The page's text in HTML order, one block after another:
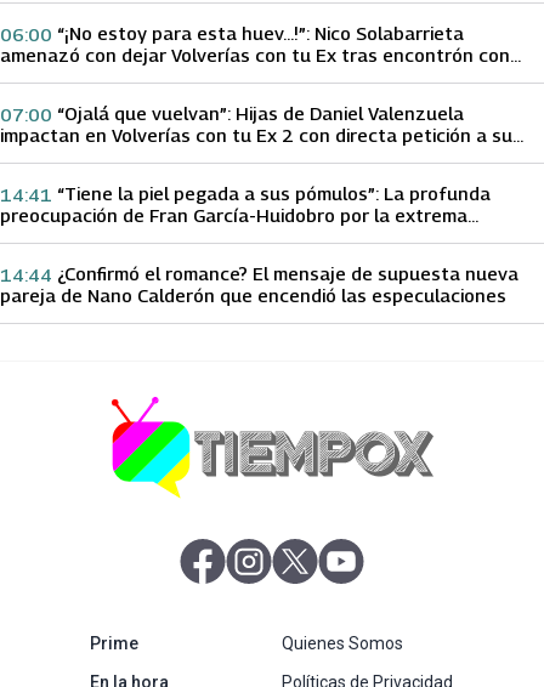
“¡No estoy para esta huev…!”: Nico Solabarrieta
amenazó con dejar Volverías con tu Ex tras encontrón con
06:00
“Ojalá que vuelvan”: Hijas de Daniel Valenzuela
impactan en Volverías con tu Ex 2 con directa petición a su
07:00
“Tiene la piel pegada a sus pómulos”: La profunda
preocupación de Fran García-Huidobro por la extrema
14:41
¿Confirmó el romance? El mensaje de supuesta nueva
pareja de Nano Calderón que encendió las especulaciones
14:44
abre en nueva pestaña
abre en nueva pestaña
abre en nueva pestaña
Primeabre en nueva pestaña
En la horaabre en nueva pestaña
Quienes Somos
Políticas de Privacidad